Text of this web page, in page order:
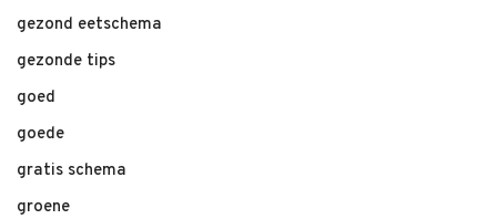
gezond eetschema
gezonde tips
goed
goede
gratis schema
groene